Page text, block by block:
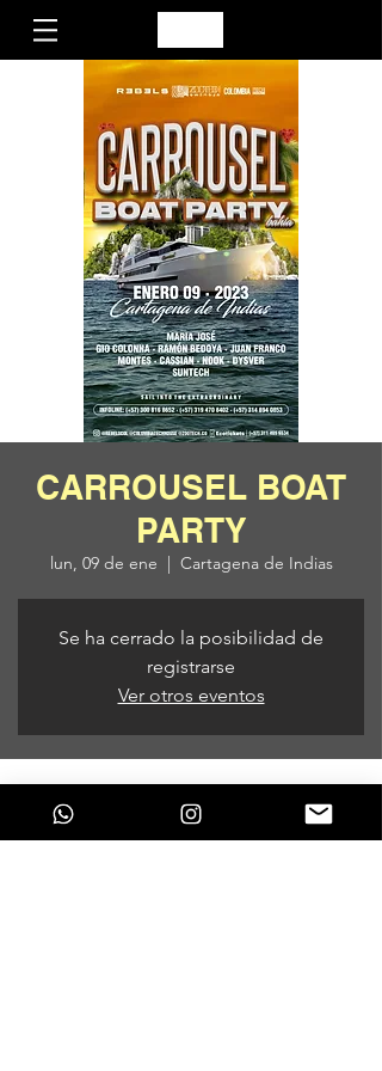
CARROUSEL BOAT
PARTY
lun, 09 de ene
  |
Cartagena de Indias
Se ha cerrado la posibilidad de
registrarse
Ver otros eventos
Horario y ubicación
09 de ene de 2023, 11:00 a. m. – 7:00 p. m.